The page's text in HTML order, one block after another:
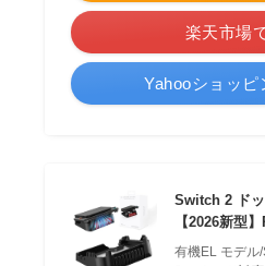
楽天市場
Yahooショッピ
Switch 2 ド
【2026新型
有機EL モデル